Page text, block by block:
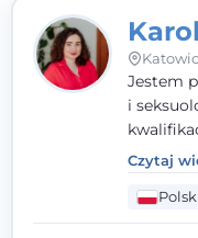
Jestem
i
Pracuję
metody
radzeniu
Czytaj